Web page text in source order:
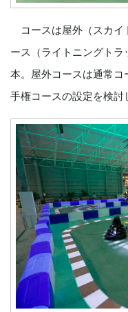
コースは屋外（スカイ
ース（ライトニングト
本。屋外コースは通常
手権コースの設定を検討